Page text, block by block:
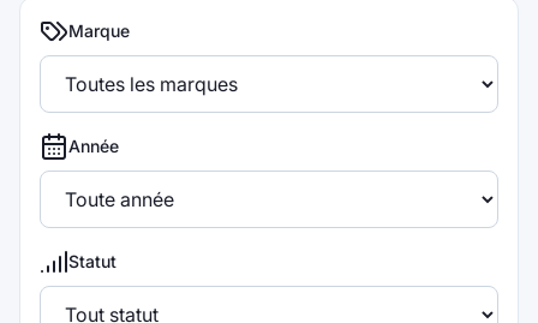
Marque
Année
Statut